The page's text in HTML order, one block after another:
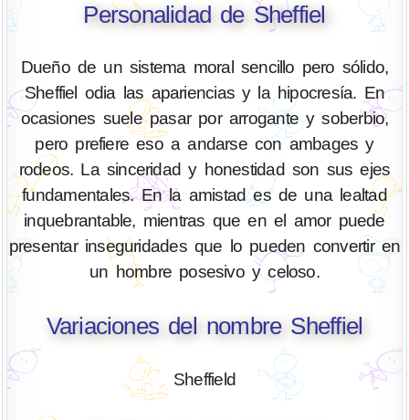
Personalidad de Sheffiel
Dueño de un sistema moral sencillo pero sólido,
Sheffiel odia las apariencias y la hipocresía. En
ocasiones suele pasar por arrogante y soberbio,
pero prefiere eso a andarse con ambages y
rodeos. La sinceridad y honestidad son sus ejes
fundamentales. En la amistad es de una lealtad
inquebrantable, mientras que en el amor puede
presentar inseguridades que lo pueden convertir en
un hombre posesivo y celoso.
Variaciones del nombre Sheffiel
Sheffield